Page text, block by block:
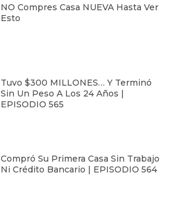
NO Compres Casa NUEVA Hasta Ver
Esto
Tuvo $300 MILLONES… Y Terminó
Sin Un Peso A Los 24 Años |
EPISODIO 565
Compró Su Primera Casa Sin Trabajo
Ni Crédito Bancario | EPISODIO 564